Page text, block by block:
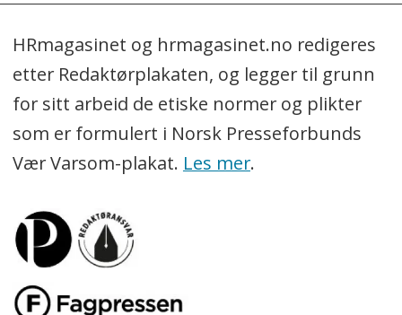
HRmagasinet og hrmagasinet.no redigeres
etter Redaktørplakaten, og legger til grunn
for sitt arbeid de etiske normer og plikter
som er formulert i Norsk Presseforbunds
Vær Varsom-plakat. Les mer.